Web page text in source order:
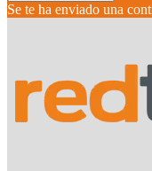
Se te ha enviado una